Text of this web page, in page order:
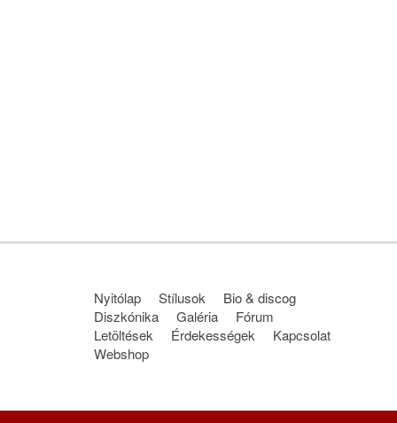
Nyitólap Stílusok
Bio & discog
Diszkónika
Galéria
Fórum
Letöltések
Érdekességek
Kapcsolat
Webshop